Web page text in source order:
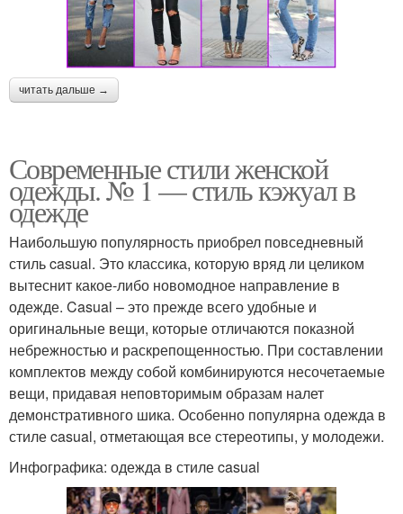
читать дальше →
Современные стили женской
одежды. № 1 — стиль кэжуал в
одежде
Наибольшую популярность приобрел повседневный
стиль casual. Это классика, которую вряд ли целиком
вытеснит какое-либо новомодное направление в
одежде. Casual – это прежде всего удобные и
оригинальные вещи, которые отличаются показной
небрежностью и раскрепощенностью. При составлении
комплектов между собой комбинируются несочетаемые
вещи, придавая неповторимым образам налет
демонстративного шика. Особенно популярна одежда в
стиле casual, отметающая все стереотипы, у молодежи.
Инфографика: одежда в стиле casual